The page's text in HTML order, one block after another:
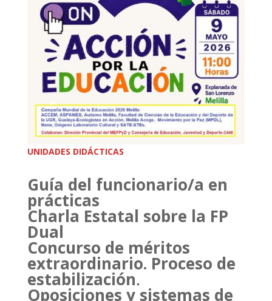
UNIDADES DIDÁCTICAS
Guía del funcionario/a en
prácticas
Charla Estatal sobre la FP
Dual
Concurso de méritos
extraordinario. Proceso de
estabilización.
Oposiciones y sistemas de